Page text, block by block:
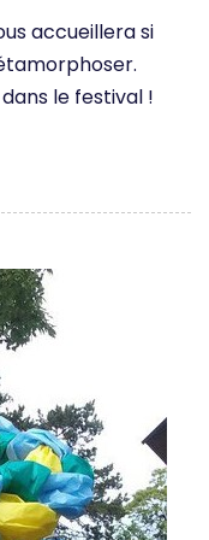
accueillera si
le festival !